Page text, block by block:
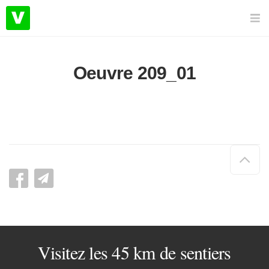
Oeuvre 209_01
de
Visitez les 45 km de sentiers